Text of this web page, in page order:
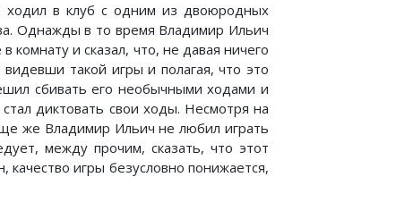
в клуб с одним из двоюродных
Однажды в то время Владимир Ильич
комнату и сказал, что, не давая ничего
такой игры и полагая, что это
сбивать его необычными ходами и
диктовать свои ходы. Несмотря на
же Владимир Ильич не любил играть
между прочим, сказать, что этот
игры безусловно понижается,